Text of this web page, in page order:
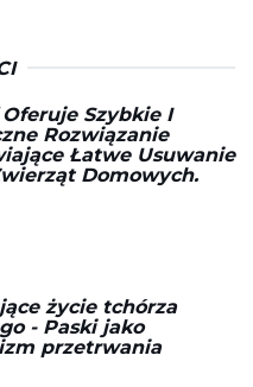
Szybkie I
Rozwiązanie
Łatwe Usuwanie
Domowych.
życie tchórza
- Paski jako
przetrwania